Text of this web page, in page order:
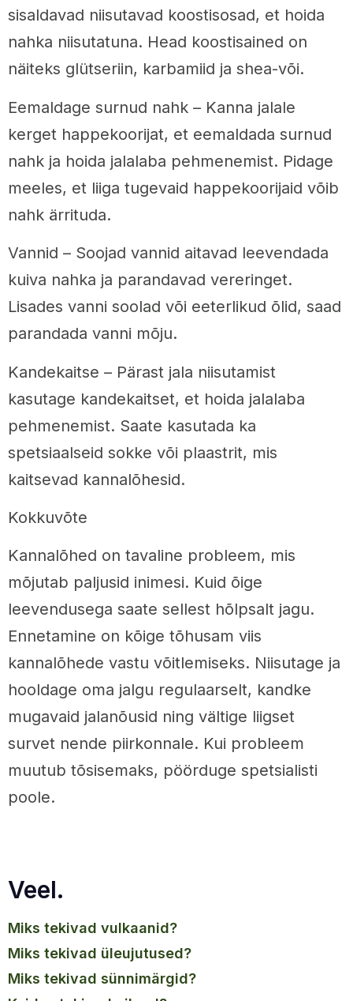
sisaldavad niisutavad koostisosad, et hoida
nahka niisutatuna. Head koostisained on
näiteks glütseriin, karbamiid ja shea-või.
Eemaldage surnud nahk – Kanna jalale
kerget happekoorijat, et eemaldada surnud
nahk ja hoida jalalaba pehmenemist. Pidage
meeles, et liiga tugevaid happekoorijaid võib
nahk ärrituda.
Vannid – Soojad vannid aitavad leevendada
kuiva nahka ja parandavad vereringet.
Lisades vanni soolad või eeterlikud õlid, saad
parandada vanni mõju.
Kandekaitse – Pärast jala niisutamist
kasutage kandekaitset, et hoida jalalaba
pehmenemist. Saate kasutada ka
spetsiaalseid sokke või plaastrit, mis
kaitsevad kannalõhesid.
Kokkuvõte
Kannalõhed on tavaline probleem, mis
mõjutab paljusid inimesi. Kuid õige
leevendusega saate sellest hõlpsalt jagu.
Ennetamine on kõige tõhusam viis
kannalõhede vastu võitlemiseks. Niisutage ja
hooldage oma jalgu regulaarselt, kandke
mugavaid jalanõusid ning vältige liigset
survet nende piirkonnale. Kui probleem
muutub tõsisemaks, pöörduge spetsialisti
poole.
Veel.
miks tekivad vulkaanid?
miks tekivad üleujutused?
miks tekivad sünnimärgid?